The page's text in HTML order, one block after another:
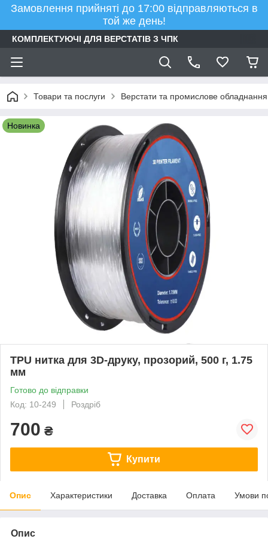
Замовлення прийняті до 17:00 відправляються в
той же день!
КОМПЛЕКТУЮЧІ ДЛЯ ВЕРСТАТІВ З ЧПК
Товари та послуги Верстати та промислове обладнання
Новинка
TPU нитка для 3D-друку, прозорий, 500 г, 1.75
мм
Готово до відправки
Код: 10-249
Роздріб
700 ₴
Купити
Опис Характеристики Доставка Оплата Умови
Опис